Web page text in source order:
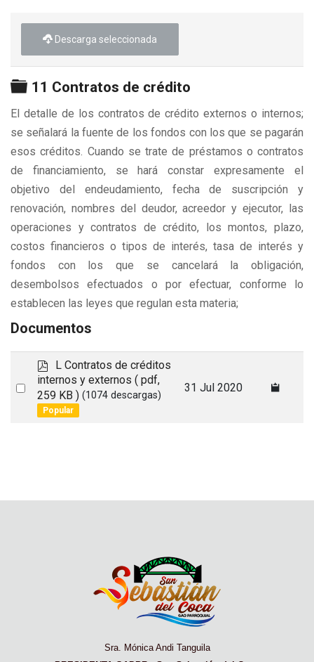
Descarga seleccionada
Carpeta
11 Contratos de crédito
El detalle de los contratos de crédito externos o internos;
se señalará la fuente de los fondos con los que se pagarán
esos créditos. Cuando se trate de préstamos o contratos
de financiamiento, se hará constar expresamente el
objetivo del endeudamiento, fecha de suscripción y
renovación, nombres del deudor, acreedor y ejecutor, las
operaciones y contratos de crédito, los montos, plazo,
costos financieros o tipos de interés, tasa de interés y
fondos con los que se cancelará la obligación,
desembolsos efectuados o por efectuar, conforme lo
establecen las leyes que regulan esta materia;
Documentos
Select
p
d
f
L Contratos de créditos
internos y externos ( pdf,
259 KB ) (1074 descargas)
Popular
31 Jul 2020
Sra. Mónica Andi Tanguila